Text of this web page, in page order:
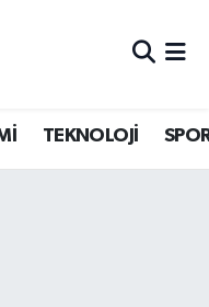
TEKNOLOJİ
Fikstür